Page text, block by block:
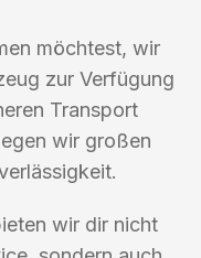
möchtest, wir
zur Verfügung
Transport
wir großen
wir dir nicht